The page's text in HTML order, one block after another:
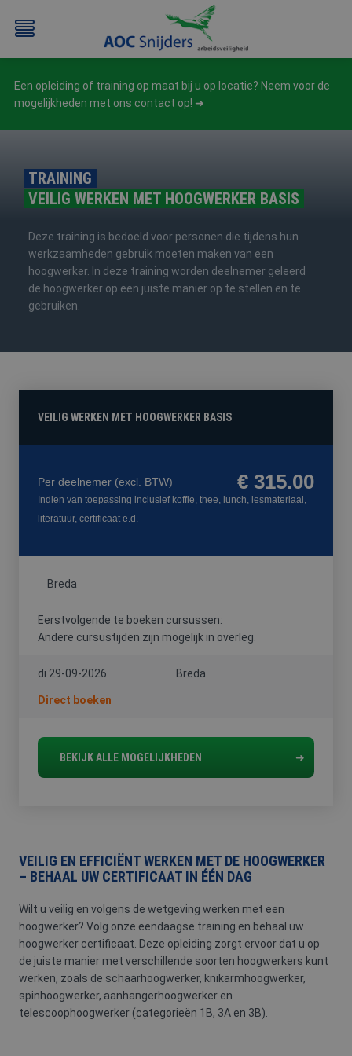
BEHEERDER
/
ATEX
/
NEN3140
BESLOTEN
BHV
EERSTE
(EHBO)
SOCIALE
REACHTRUCK
Een opleiding of training op maat bij u op locatie? Neem voor de
mogelijkheden met ons contact op!
TRAINING
VEILIG WERKEN MET HOOGWERKER BASIS
Deze training is bedoeld voor personen die tijdens hun
werkzaamheden gebruik moeten maken van een
hoogwerker. In deze training worden deelnemer geleerd
de hoogwerker op een juiste manier op te stellen en te
gebruiken.
VEILIG WERKEN MET HOOGWERKER BASIS
Per deelnemer (excl. BTW) € 315.00
Indien van toepassing inclusief koffie, thee, lunch, lesmateriaal,
literatuur, certificaat e.d.
Breda
Eerstvolgende te boeken cursussen:
Andere cursustijden zijn mogelijk in overleg.
di 29-09-2026 Breda
Direct boeken
BEKIJK ALLE MOGELIJKHEDEN
VEILIG EN EFFICIËNT WERKEN MET DE HOOGWERKER
– BEHAAL UW CERTIFICAAT IN ÉÉN DAG
Wilt u veilig en volgens de wetgeving werken met een
hoogwerker? Volg onze eendaagse training en behaal uw
hoogwerker certificaat. Deze opleiding zorgt ervoor dat u op
de juiste manier met verschillende soorten hoogwerkers kunt
werken, zoals de schaarhoogwerker, knikarmhoogwerker,
spinhoogwerker, aanhangerhoogwerker en
telescoophoogwerker (categorieën 1B, 3A en 3B).